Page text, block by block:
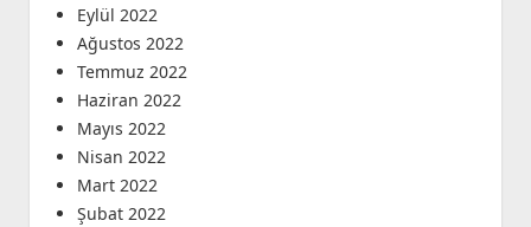
Eylül 2022
Ağustos 2022
Temmuz 2022
Haziran 2022
Mayıs 2022
Nisan 2022
Mart 2022
Şubat 2022